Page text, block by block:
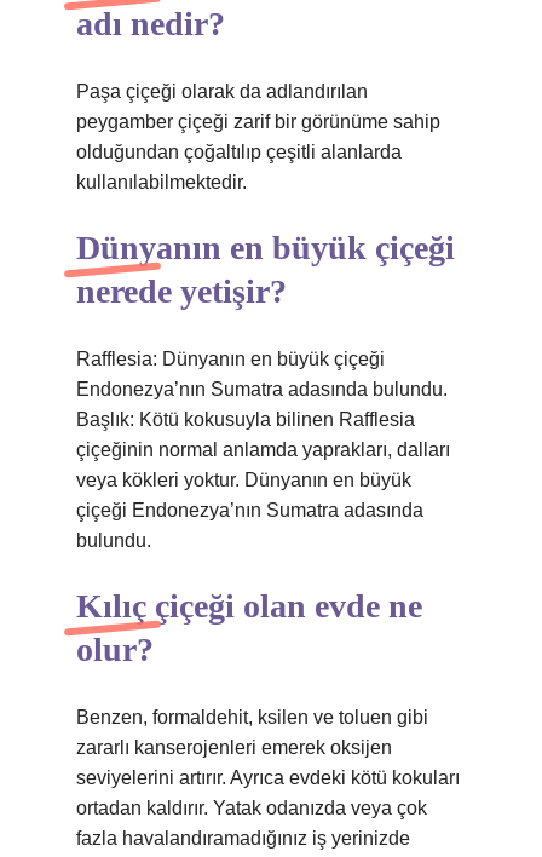
adı nedir?
Paşa çiçeği olarak da adlandırılan
peygamber çiçeği zarif bir görünüme sahip
olduğundan çoğaltılıp çeşitli alanlarda
kullanılabilmektedir.
Dünyanın en büyük çiçeği
nerede yetişir?
Rafflesia: Dünyanın en büyük çiçeği
Endonezya’nın Sumatra adasında bulundu.
Başlık: Kötü kokusuyla bilinen Rafflesia
çiçeğinin normal anlamda yaprakları, dalları
veya kökleri yoktur. Dünyanın en büyük
çiçeği Endonezya’nın Sumatra adasında
bulundu.
Kılıç çiçeği olan evde ne
olur?
Benzen, formaldehit, ksilen ve toluen gibi
zararlı kanserojenleri emerek oksijen
seviyelerini artırır. Ayrıca evdeki kötü kokuları
ortadan kaldırır. Yatak odanızda veya çok
fazla havalandıramadığınız iş yerinizde